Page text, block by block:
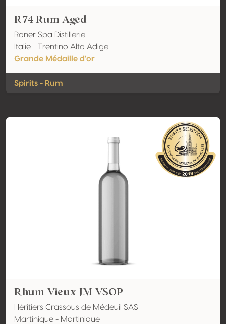
R74 Rum Aged
Roner Spa Distillerie
Italie - Trentino Alto Adige
Grande Médaille d'or
Spirits - Rum
Rhum Vieux JM VSOP
Héritiers Crassous de Médeuil SAS
Martinique - Martinique